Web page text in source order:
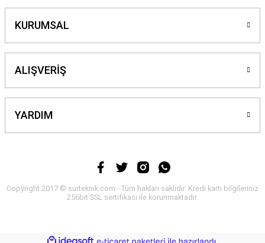
KURUMSAL
ALIŞVERİŞ
YARDIM
Copyright 2017 © surteknik.com - Tüm hakları saklıdır. Kredi kartı bilgileriniz
256bit SSL sertifikası ile korunmaktadır.
ideasoft e-